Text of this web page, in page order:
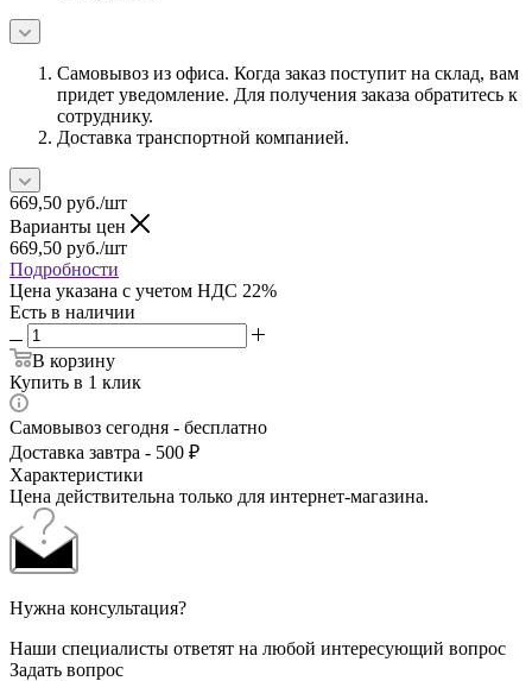
Самовывоз из офиса. Когда заказ поступит на склад, вам
придет уведомление. Для получения заказа обратитесь к
сотруднику.
Доставка транспортной компанией.
669,50 руб./шт
Варианты цен
669,50 руб./шт
Подробности
Цена указана с учетом НДС 22%
Есть в наличии
В корзину
Купить в 1 клик
Самовывоз сегодня - бесплатно
Доставка завтра - 500 ₽
Характеристики
Цена действительна только для интернет-магазина.
Нужна консультация?
Наши специалисты ответят на любой интересующий вопрос
Задать вопрос